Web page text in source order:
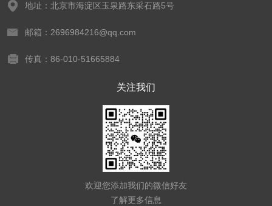
地址：北京市海淀区玉泉路东采石路5号
邮箱：2696984216@qq.com
传真：86-010-51665884
关注我们
欢迎您添加我们的微信好友
了解更多信息